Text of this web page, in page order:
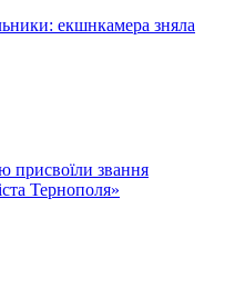
екшнкамера зняла
присвоїли звання
Тернополя»